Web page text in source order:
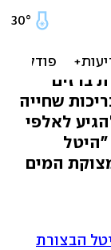
ברזים
שחייה
לאלפי
"היטל
המים
הבצורת